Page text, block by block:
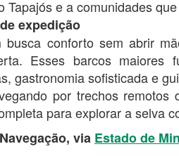
Tapajós e a comunidades
expedição
busca conforto sem abrir
Esses barcos maiores
gastronomia sofisticada e
por trechos
para explorar a selva
via Estado de